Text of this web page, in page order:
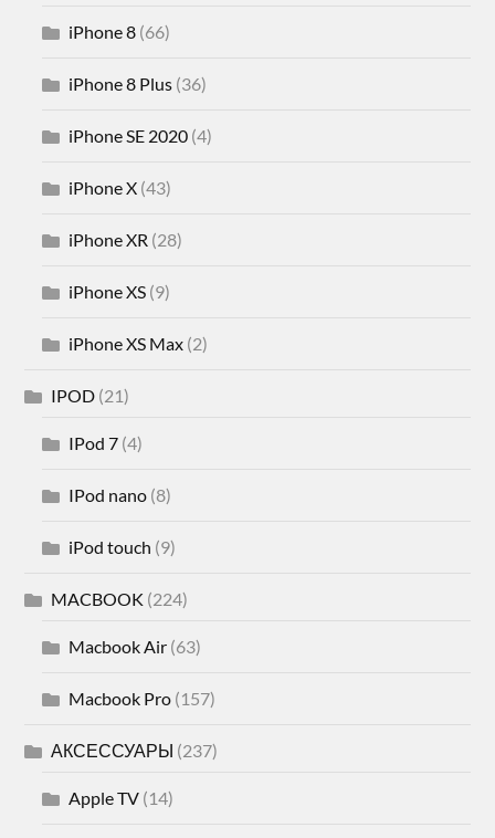
iPhone 8 (66)
iPhone 8 Plus (36)
iPhone SE 2020 (4)
iPhone X (43)
iPhone XR (28)
iPhone XS (9)
iPhone XS Max (2)
IPOD (21)
IPod 7 (4)
IPod nano (8)
iPod touch (9)
MACBOOK (224)
Macbook Air (63)
Macbook Pro (157)
АКСЕССУАРЫ (237)
Apple TV (14)